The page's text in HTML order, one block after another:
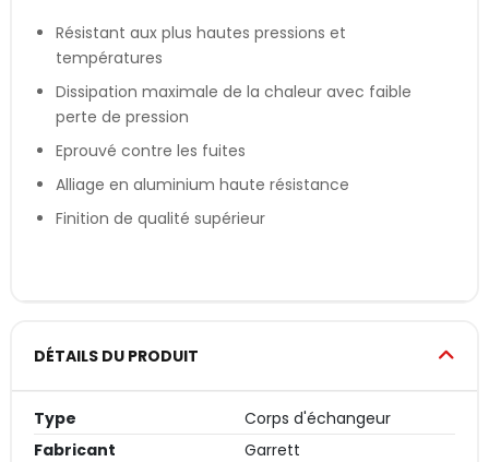
Résistant aux plus hautes pressions et
températures
Dissipation maximale de la chaleur avec faible
perte de pression
Eprouvé contre les fuites
Alliage en aluminium haute résistance
Finition de qualité supérieur
DÉTAILS DU PRODUIT
Type
Corps d'échangeur
Fabricant
Garrett